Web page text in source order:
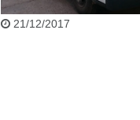
21/12/2017